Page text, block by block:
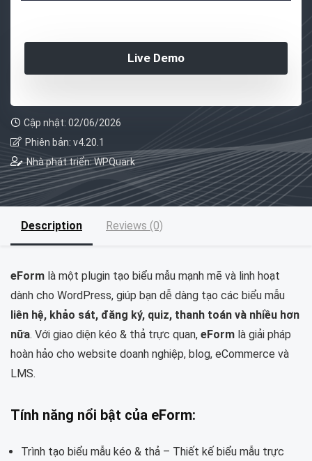
Live Demo
Cập nhật: 02/06/2026
Phiên bản: v4.20.1
Nhà phát triển: WPQuark
Description Reviews (0)
eForm là một plugin tạo biểu mẫu mạnh mẽ và linh hoạt
dành cho WordPress, giúp bạn dễ dàng tạo các biểu mẫu
liên hệ, khảo sát, đăng ký, quiz, thanh toán và nhiều hơn
nữa. Với giao diện kéo & thả trực quan, eForm là giải pháp
hoàn hảo cho website doanh nghiệp, blog, eCommerce và
LMS.
Tính năng nổi bật của eForm:
Trình tạo biểu mẫu kéo & thả – Thiết kế biểu mẫu trực